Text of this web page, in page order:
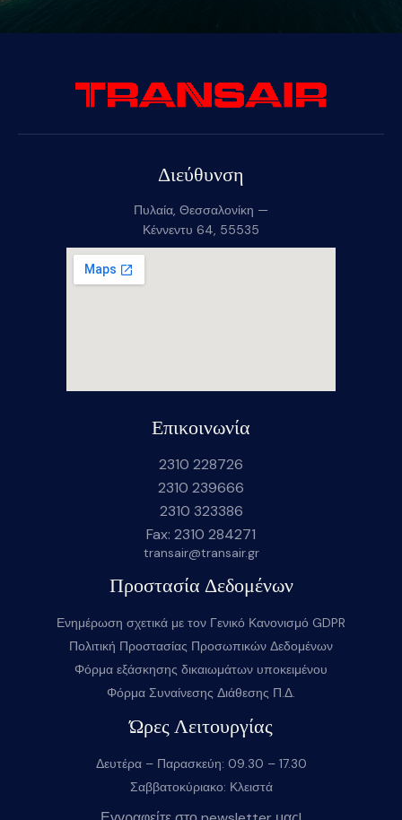
Διεύθυνση
Πυλαία, Θεσσαλονίκη —
Κέννεντυ 64, 55535
Επικοινωνία
2310 228726
2310 239666
2310 323386
Fax: 2310 284271
transair@transair.gr
Προστασία Δεδομένων
Ενημέρωση σχετικά με τον Γενικό Κανονισμό GDPR
Πολιτική Προστασίας Προσωπικών Δεδομένων
Φόρμα εξάσκησης δικαιωμάτων υποκειμένου
Φόρμα Συναίνεσης Διάθεσης Π.Δ.
Ώρες Λειτουργίας
Δευτέρα – Παρασκεύη: 09.30 – 17.30
Σαββατοκύριακο: Κλειστά